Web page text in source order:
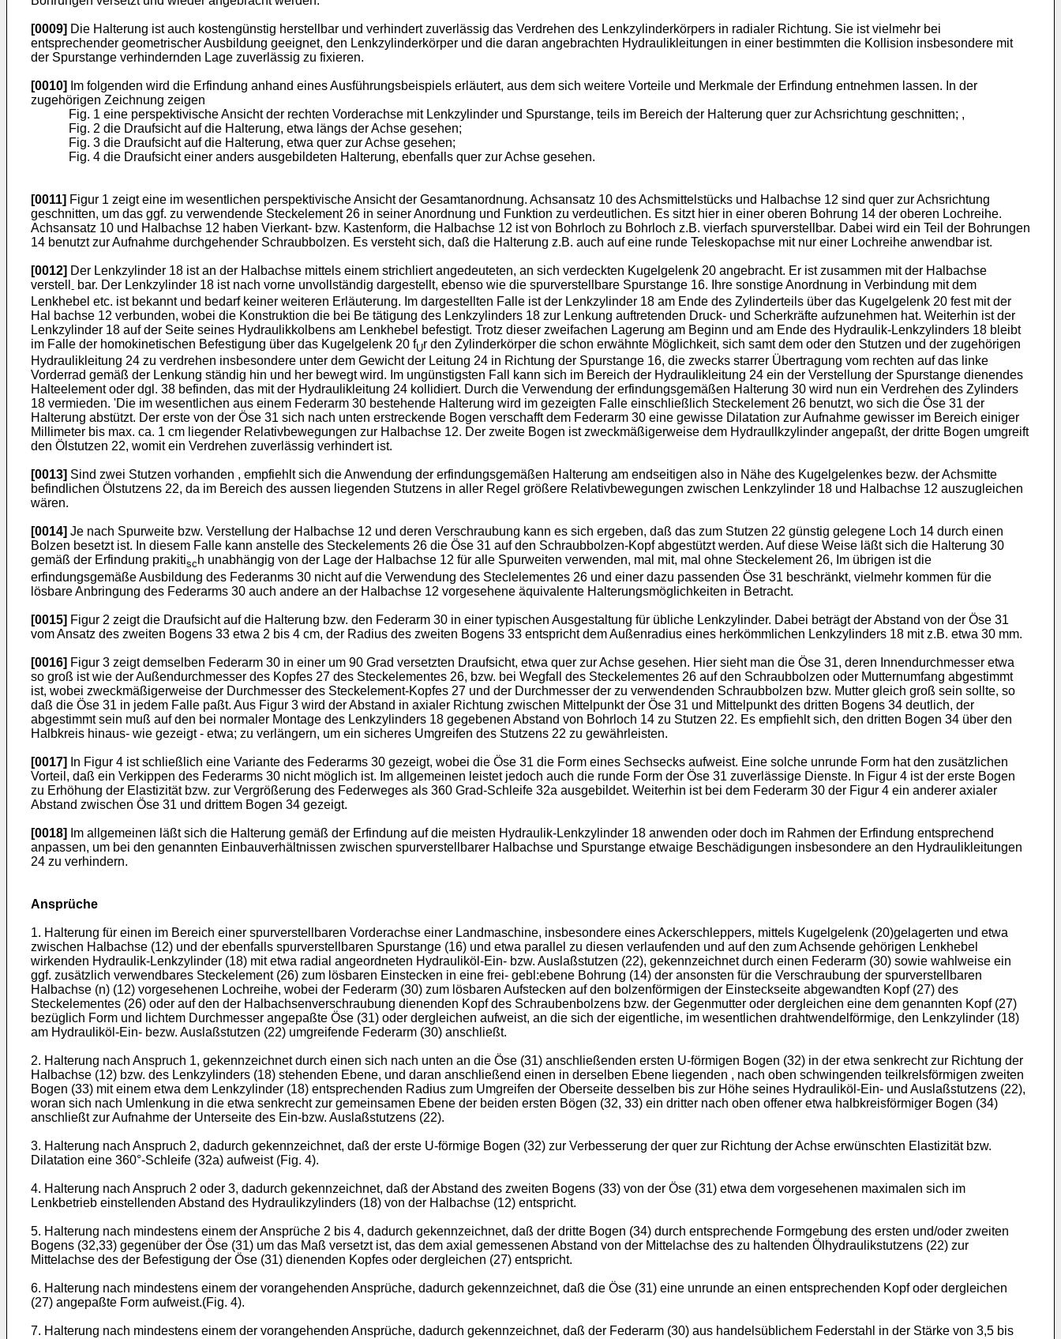
[0009] Die Halterung ist auch kostengünstig herstellbar und verhindert zuverlässig das Verdrehen des Lenkzylinderkörpers in radialer Richtung. Sie ist vielmehr bei
entsprechender geometrischer Ausbildung geeignet, den Lenkzylinderkörper und die daran angebrachten Hydraulikleitungen in einer bestimmten die Kollision insbesondere mit
der Spurstange verhindernden Lage zuverlässig zu fixieren.
[0010]
Im folgenden wird die Erfindung anhand eines Ausführungsbeispiels erläutert, aus dem sich weitere Vorteile und Merkmale der Erfindung entnehmen lassen. In der
zugehörigen Zeichnung zeigen
Fig. 1 eine perspektivische Ansicht der rechten Vorderachse mit Lenkzylinder und Spurstange, teils im Bereich der Halterung quer zur Achsrichtung geschnitten; ,
Fig. 2 die Draufsicht auf die Halterung, etwa längs der Achse gesehen;
Fig. 3 die Draufsicht auf die Halterung, etwa quer zur Achse gesehen;
Fig. 4 die Draufsicht einer anders ausgebildeten Halterung, ebenfalls quer zur Achse gesehen.
[0011] Figur 1 zeigt eine im wesentlichen perspektivische Ansicht der Gesamtanordnung. Achsansatz 10 des Achsmittelstücks und Halbachse 12 sind quer zur Achsrichtung
geschnitten, um das ggf. zu verwendende Steckelement 26 in seiner Anordnung und Funktion zu verdeutlichen. Es sitzt hier in einer oberen Bohrung 14 der oberen Lochreihe.
Achsansatz 10 und Halbachse 12 haben Vierkant- bzw. Kastenform, die Halbachse 12 ist von Bohrloch zu Bohrloch z.B. vierfach spurverstellbar. Dabei wird ein Teil der Bohrungen
14 benutzt zur Aufnahme durchgehender Schraubbolzen. Es versteht sich, daß die Halterung z.B. auch auf eine runde Teleskopachse mit nur einer Lochreihe anwendbar ist.
[0012] Der Lenkzylinder 18 ist an der Halbachse mittels einem strichliert angedeuteten, an sich verdeckten Kugelgelenk 20 angebracht. Er ist zusammen mit der Halbachse
verstell - bar. Der Lenkzylinder 18 ist nach vorne unvollständig dargestellt, ebenso wie die spurverstellbare Spurstange 16. Ihre sonstige Anordnung in Verbindung mit dem
Lenkhebel etc. ist bekannt und bedarf keiner weiteren Erläuterung. Im dargestellten Falle ist der Lenkzylinder 18 am Ende des Zylinderteils über das Kugelgelenk 20 fest mit der
Hal bachse 12 verbunden, wobei die Konstruktion die bei Be tätigung des Lenkzylinders 18 zur Lenkung auftretenden Druck- und Scherkräfte aufzunehmen hat. Weiterhin ist der
Lenkzylinder 18 auf der Seite seines Hydraulikkolbens am Lenkhebel befestigt. Trotz dieser zweifachen Lagerung am Beginn und am Ende des Hydraulik-Lenkzylinders 18 bleibt
im Falle der homokinetischen Befestigung über das Kugelgelenk 20 fUr den Zylinderkörper die schon erwähnte Möglichkeit, sich samt dem oder den Stutzen und der zugehörigen
Hydraulikleitung 24 zu verdrehen insbesondere unter dem Gewicht der Leitung 24 in Richtung der Spurstange 16, die zwecks starrer Übertragung vom rechten auf das linke
Vorderrad gemäß der Lenkung ständig hin und her bewegt wird. Im ungünstigsten Fall kann sich im Bereich der Hydraulikleitung 24 ein der Verstellung der Spurstange dienendes
Halteelement oder dgl. 38 befinden, das mit der Hydraulikleitung 24 kollidiert. Durch die Verwendung der erfindungsgemäßen Halterung 30 wird nun ein Verdrehen des Zylinders
18 vermieden. 'Die im wesentlichen aus einem Federarm 30 bestehende Halterung wird im gezeigten Falle einschließlich Steckelement 26 benutzt, wo sich die Öse 31 der
Halterung abstützt. Der erste von der Öse 31 sich nach unten erstreckende Bogen verschafft dem Federarm 30 eine gewisse Dilatation zur Aufnahme gewisser im Bereich einiger
Millimeter bis max. ca. 1 cm liegender Relativbewegungen zur Halbachse 12. Der zweite Bogen ist zweckmäßigerweise dem Hydraullkzylinder angepaßt, der dritte Bogen umgreift
den Ölstutzen 22, womit ein Verdrehen zuverlässig verhindert ist.
[0013] Sind zwei Stutzen vorhanden , empfiehlt sich die Anwendung der erfindungsgemäßen Halterung am endseitigen also in Nähe des Kugelgelenkes bezw. der Achsmitte
befindlichen Ölstutzens 22, da im Bereich des aussen liegenden Stutzens in aller Regel größere Relativbewegungen zwischen Lenkzylinder 18 und Halbachse 12 auszugleichen
wären.
[0014] Je nach Spurweite bzw. Verstellung der Halbachse 12 und deren Verschraubung kann es sich ergeben, daß das zum Stutzen 22 günstig gelegene Loch 14 durch einen
Bolzen besetzt ist. In diesem Falle kann anstelle des Steckelements 26 die Öse 31 auf den Schraubbolzen-Kopf abgestützt werden. Auf diese Weise läßt sich die Halterung 30
gemäß der Erfindung prakitisc h unabhängig von der Lage der Halbachse 12 für alle Spurweiten verwenden, mal mit, mal ohne Steckelement 26, Im übrigen ist die
erfindungsgemäße Ausbildung des Federanms 30 nicht auf die Verwendung des Steclelementes 26 und einer dazu passenden Öse 31 beschränkt, vielmehr kommen für die
lösbare Anbringung des Federarms 30 auch andere an der Halbachse 12 vorgesehene äquivalente Halterungsmöglichkeiten in Betracht.
[0015] Figur 2 zeigt die Draufsicht auf die Halterung bzw. den Federarm 30 in einer typischen Ausgestaltung für übliche Lenkzylinder. Dabei beträgt der Abstand von der Öse 31
vom Ansatz des zweiten Bogens 33 etwa 2 bis 4 cm, der Radius des zweiten Bogens 33 entspricht dem Außenradius eines herkömmlichen Lenkzylinders 18 mit z.B. etwa 30 mm.
[0016] Figur 3 zeigt demselben Federarm 30 in einer um 90 Grad versetzten Draufsicht, etwa quer zur Achse gesehen. Hier sieht man die Öse 31, deren Innendurchmesser etwa
so groß ist wie der Außendurchmesser des Kopfes 27 des Steckelementes 26, bzw. bei Wegfall des Steckelementes 26 auf den Schraubbolzen oder Mutternumfang abgestimmt
ist, wobei zweckmäßigerweise der Durchmesser des Steckelement-Kopfes 27 und der Durchmesser der zu verwendenden Schraubbolzen bzw. Mutter gleich groß sein sollte, so
daß die Öse 31 in jedem Falle paßt. Aus Figur 3 wird der Abstand in axialer Richtung zwischen Mittelpunkt der Öse 31 und Mittelpunkt des dritten Bogens 34 deutlich, der
abgestimmt sein muß auf den bei normaler Montage des Lenkzylinders 18 gegebenen Abstand von Bohrloch 14 zu Stutzen 22. Es empfiehlt sich, den dritten Bogen 34 über den
Halbkreis hinaus- wie gezeigt - etwa; zu verlängern, um ein sicheres Umgreifen des Stutzens 22 zu gewährleisten.
[0017]
In Figur 4 ist schließlich eine Variante des Federarms 30 gezeigt, wobei die Öse 31 die Form eines Sechsecks aufweist. Eine solche unrunde Form hat den zusätzlichen
Vorteil, daß ein Verkippen des Federarms 30 nicht möglich ist. Im allgemeinen leistet jedoch auch die runde Form der Öse 31 zuverlässige Dienste. In Figur 4 ist der erste Bogen
zu Erhöhung der Elastizität bzw. zur Vergrößerung des Federweges als 360 Grad-Schleife 32a ausgebildet. Weiterhin ist bei dem Federarm 30 der Figur 4 ein anderer axialer
Abstand zwischen Öse 31 und drittem Bogen 34 gezeigt.
[0018]
Im allgemeinen läßt sich die Halterung gemäß der Erfindung auf die meisten Hydraulik-Lenkzylinder 18 anwenden oder doch im Rahmen der Erfindung entsprechend
anpassen, um bei den genannten Einbauverhältnissen zwischen spurverstellbarer Halbachse und Spurstange etwaige Beschädigungen insbesondere an den Hydraulikleitungen
24 zu verhindern.
Ansprüche
1. Halterung für einen im Bereich einer spurverstellbaren Vorderachse einer Landmaschine, insbesondere eines Ackerschleppers, mittels Kugelgelenk (20)gelagerten und etwa
zwischen Halbachse (12) und der ebenfalls spurverstellbaren Spurstange (16) und etwa parallel zu diesen verlaufenden und auf den zum Achsende gehörigen Lenkhebel
wirkenden Hydraulik-Lenkzylinder (18) mit etwa radial angeordneten Hydrauliköl-Ein- bzw. Auslaßstutzen (22), gekennzeichnet durch einen Federarm (30) sowie wahlweise ein
ggf. zusätzlich verwendbares Steckelement (26) zum lösbaren Einstecken in eine frei- gebl:ebene Bohrung (14) der ansonsten für die Verschraubung der spurverstellbaren
Halbachse (n) (12) vorgesehenen Lochreihe, wobei der Federarm (30) zum lösbaren Aufstecken auf den bolzenförmigen der Einsteckseite abgewandten Kopf (27) des
Steckelementes (26) oder auf den der Halbachsenverschraubung dienenden Kopf des Schraubenbolzens bzw. der Gegenmutter oder dergleichen eine dem genannten Kopf (27)
bezüglich Form und lichtem Durchmesser angepaßte Öse (31) oder dergleichen aufweist, an die sich der eigentliche, im wesentlichen drahtwendelförmige, den Lenkzylinder (18)
am Hydrauliköl-Ein- bezw. Auslaßstutzen (22) umgreifende Federarm (30) anschließt.
2. Halterung nach Anspruch 1, gekennzeichnet durch einen sich nach unten an die Öse (31) anschließenden ersten U-förmigen Bogen (32) in der etwa senkrecht zur Richtung der
Halbachse (12) bzw. des Lenkzylinders (18) stehenden Ebene, und daran anschließend einen in derselben Ebene liegenden , nach oben schwingenden teilkrelsförmigen zweiten
Bogen (33) mit einem etwa dem Lenkzylinder (18) entsprechenden Radius zum Umgreifen der Oberseite desselben bis zur Höhe seines Hydrauliköl-Ein- und Auslaßstutzens (22),
woran sich nach Umlenkung in die etwa senkrecht zur gemeinsamen Ebene der beiden ersten Bögen (32, 33) ein dritter nach oben offener etwa halbkreisförmiger Bogen (34)
anschließt zur Aufnahme der Unterseite des Ein-bzw. Auslaßstutzens (22).
3. Halterung nach Anspruch 2, dadurch gekennzeichnet, daß der erste U-förmige Bogen (32) zur Verbesserung der quer zur Richtung der Achse erwünschten Elastizität bzw.
Dilatation eine 360°-Schleife (32a) aufweist (Fig. 4).
4. Halterung nach Anspruch 2 oder 3, dadurch gekennzeichnet, daß der Abstand des zweiten Bogens (33) von der Öse (31) etwa dem vorgesehenen maximalen sich im
Lenkbetrieb einstellenden Abstand des Hydraulikzylinders (18) von der Halbachse (12) entspricht.
5. Halterung nach mindestens einem der Ansprüche 2 bis 4, dadurch gekennzeichnet, daß der dritte Bogen (34) durch entsprechende Formgebung des ersten und/oder zweiten
Bogens (32,33) gegenüber der Öse (31) um das Maß versetzt ist, das dem axial gemessenen Abstand von der Mittelachse des zu haltenden Ölhydraulikstutzens (22) zur
Mittelachse des der Befestigung der Öse (31) dienenden Kopfes oder dergleichen (27) entspricht.
6. Halterung nach mindestens einem der vorangehenden Ansprüche, dadurch gekennzeichnet, daß die Öse (31) eine unrunde an einen entsprechenden Kopf oder dergleichen
(27) angepaßte Form aufweist.(Fig. 4).
7. Halterung nach mindestens einem der vorangehenden Ansprüche, dadurch gekennzeichnet, daß der Federarm (30) aus handelsüblichem Federstahl in der Stärke von 3,5 bis